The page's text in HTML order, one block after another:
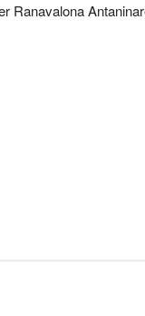
Ranavalona